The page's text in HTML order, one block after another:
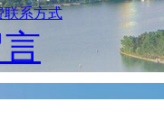
联系方式